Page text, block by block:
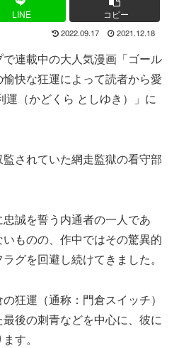
LINE コピー
2022.09.17 2021.12.18
連載中の大人気漫画「ゴール
快な狂運によって読者から愛
運（かどくら としゆき）」に
されていた網走監獄の看守部
誠を誓う内通者の一人であ
ものの、作中ではその驚異的
グを回避し続けてきました。
狂運（通称：門倉スイッチ）
後の刺青などを中心に、彼に
す。